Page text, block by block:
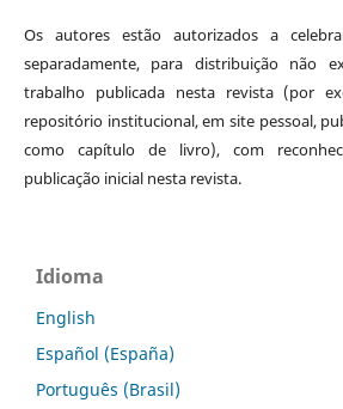
Os autores estão autorizados a
separadamente, para distribuição não
trabalho publicada nesta revista (por
repositório institucional, em site pessoal,
como capítulo de livro), com
publicação inicial nesta revista.
Idioma
English
Español (España)
Português (Brasil)